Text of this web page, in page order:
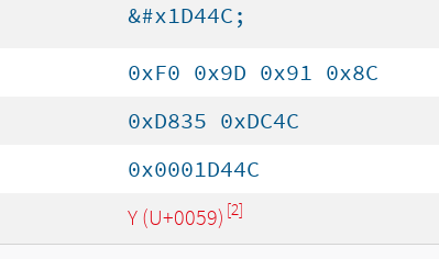
&#x1D44C;
0xF0 0x9D 0x91 0x8C
0xD835 0xDC4C
0x0001D44C
Y (U+0059) [2]